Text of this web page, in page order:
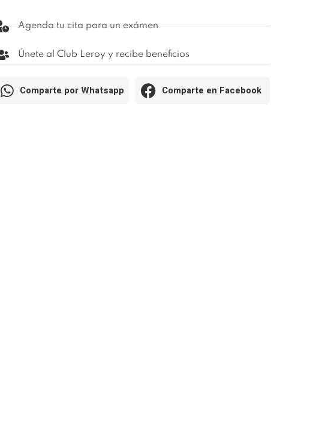
Agenda tu cita para un exámen
Únete al Club Leroy y recibe beneficios
Comparte por Whatsapp Comparte en Facebook